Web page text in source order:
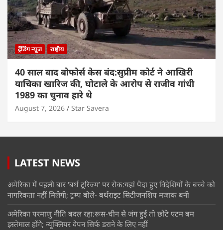
ट्रेंडिंग न्यूज राष्ट्रीय
40 साल बाद बोफोर्स केस बंद:सुप्रीम कोर्ट ने आखिरी
याचिका खारिज की, घोटाले के आरोप से राजीव गांधी
1989 का चुनाव हारे थे
August 7, 2026 Star Savera
LATEST NEWS
अमेरिका में पहली बार ‘बर्थ टूरिज्म’ पर रोक:यहां पैदा हुए विदेशियों के बच्चे को
नागरिकता नहीं मिलेगी; ट्रम्प बोले- बर्थराइट सिटीजनशिप मजाक बनी
अमेरिका परमाणु नीति बदल रहा:रूस-चीन से जंग हुई तो छोटे एटम बम
इस्तेमाल होंगे; न्यूक्लियर वेपन सिर्फ डराने के लिए नहीं